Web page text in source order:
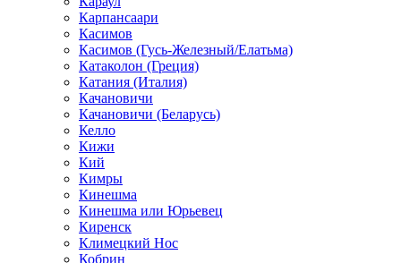
Карпансаари
Касимов
Касимов (Гусь-Железный/Елатьма)
Катаколон (Греция)
Катания (Италия)
Качановичи
Качановичи (Беларусь)
Келло
Кижи
Кий
Кимры
Кинешма
Кинешма или Юрьевец
Киренск
Климецкий Нос
Кобрин